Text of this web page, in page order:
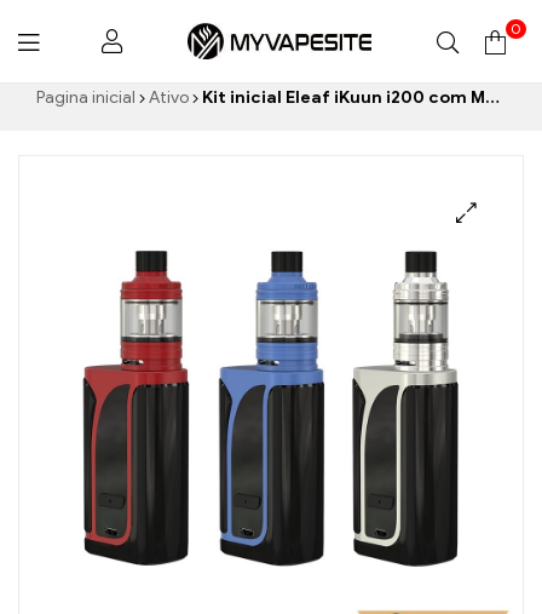
Myvapesite.de
0
Pagina inicial Ativo Kit inicial Eleaf iKuun i200 com Melo 4 Atomizador D25 – 4.5ml&4600mah cigarros eletrônicos no atacado丨Personalizado